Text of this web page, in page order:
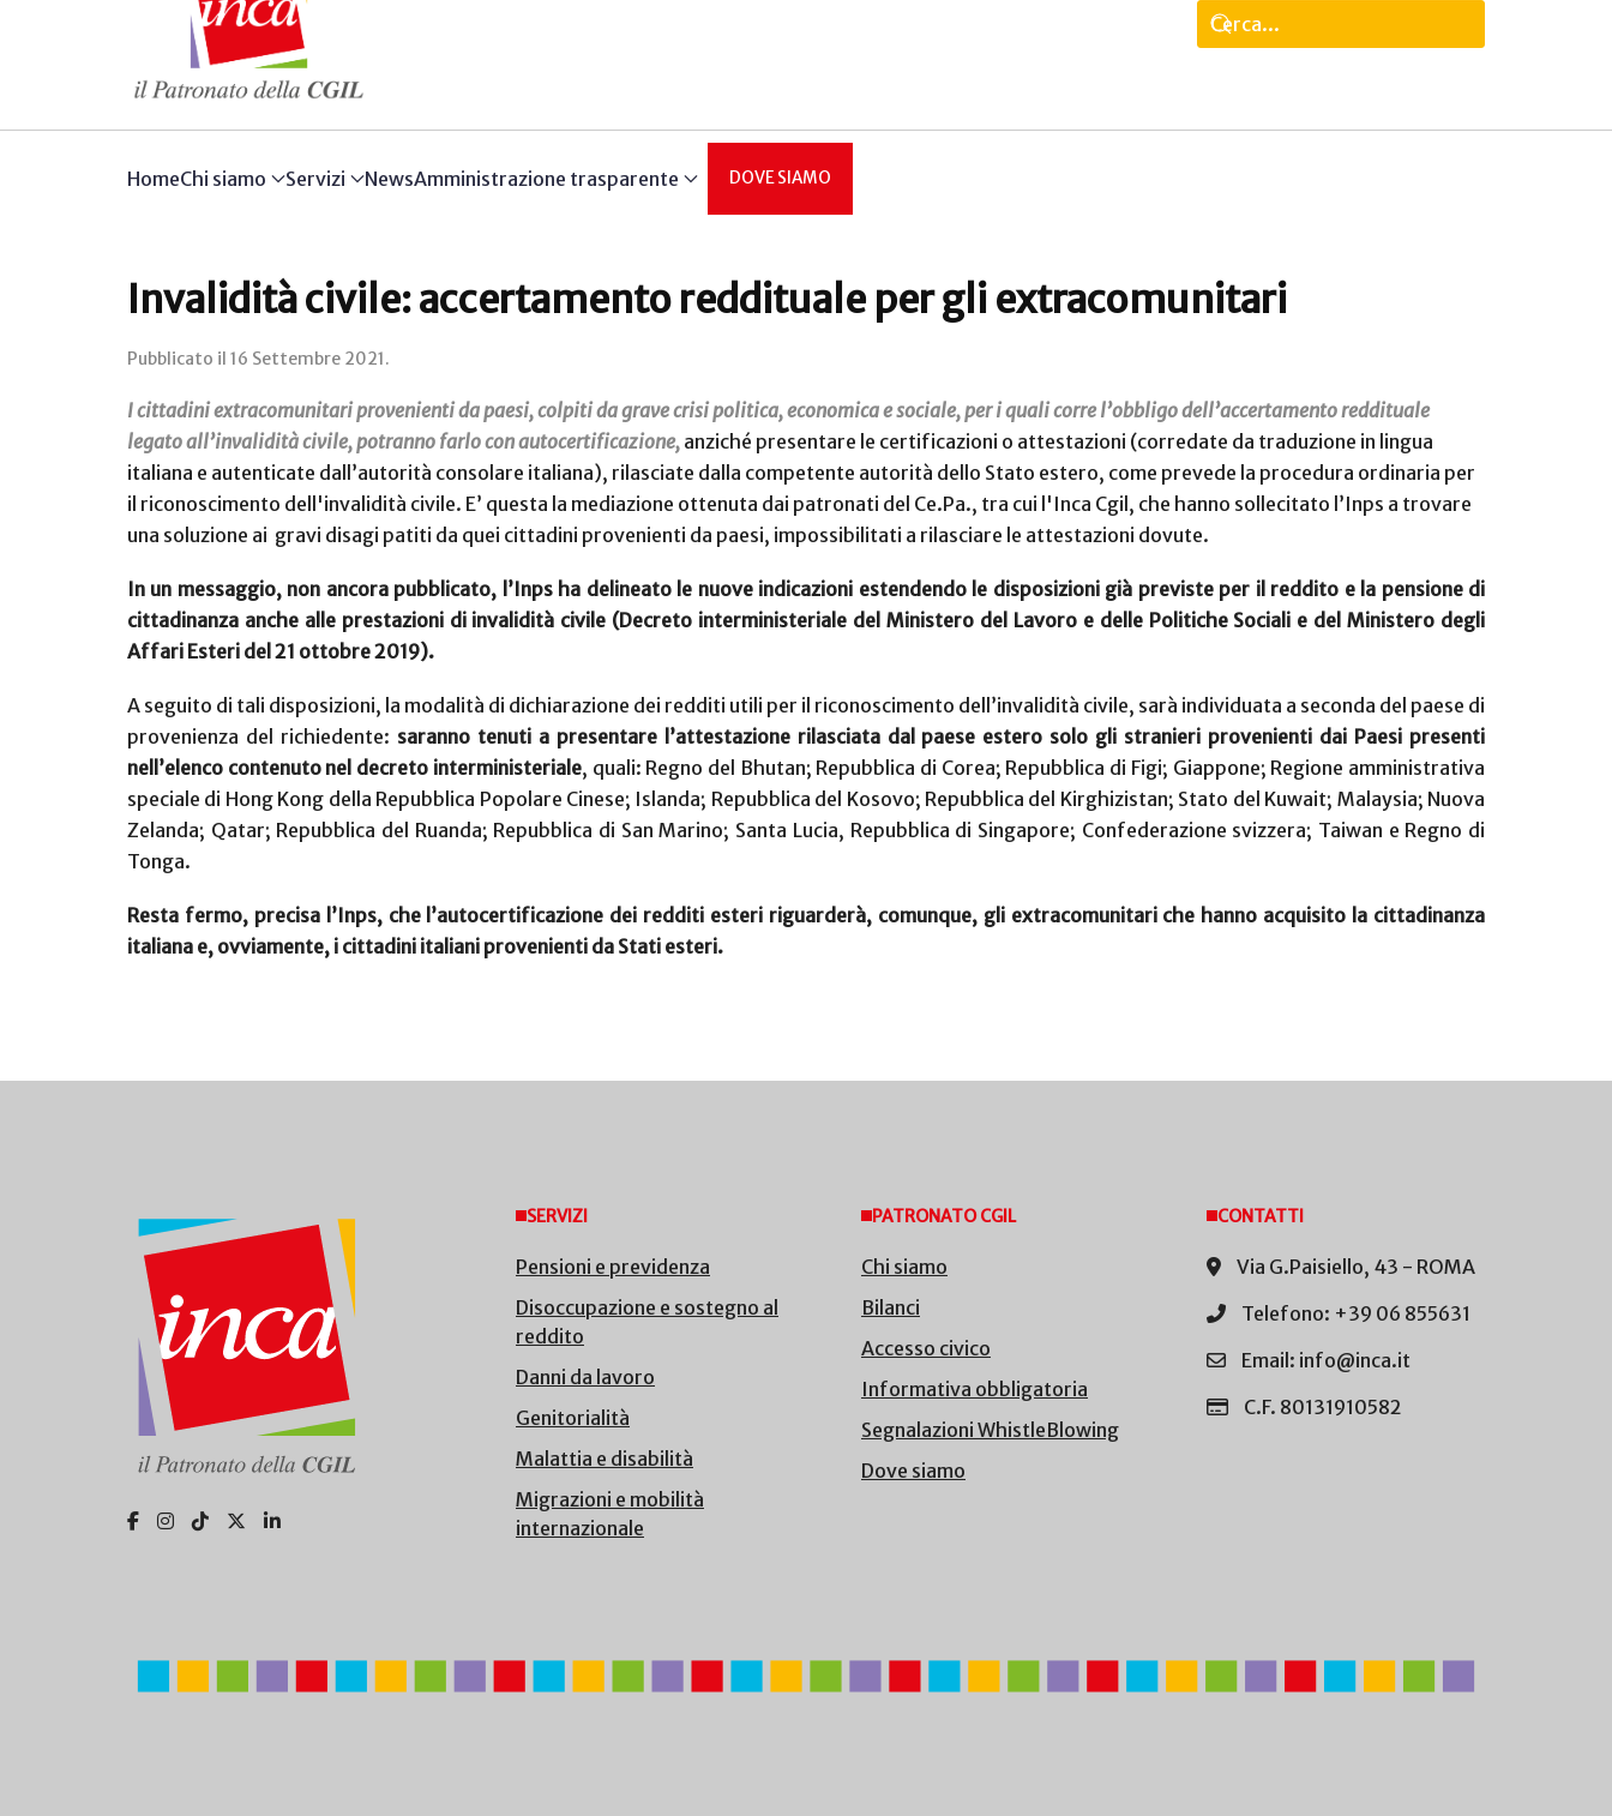
HomeChi siamo Servizi NewsAmministrazione trasparente DOVE SIAMO
Invalidità civile: accertamento reddituale per gli extracomunitari
Pubblicato il 16 Settembre 2021.
I cittadini extracomunitari provenienti da paesi, colpiti da grave crisi politica, economica e sociale, per i quali corre l’obbligo dell’accertamento reddituale
legato all’invalidità civile, potranno farlo con autocertificazione, anziché presentare le certificazioni o attestazioni (corredate da traduzione in lingua
italiana e autenticate dall’autorità consolare italiana), rilasciate dalla competente autorità dello Stato estero, come prevede la procedura ordinaria per
il riconoscimento dell'invalidità civile. E’ questa la mediazione ottenuta dai patronati del Ce.Pa., tra cui l'Inca Cgil, che hanno sollecitato l’Inps a trovare
una soluzione ai gravi disagi patiti da quei cittadini provenienti da paesi, impossibilitati a rilasciare le attestazioni dovute.
In un messaggio, non ancora pubblicato, l’Inps ha delineato le nuove indicazioni estendendo le disposizioni già previste per il reddito e la pensione di
cittadinanza anche alle prestazioni di invalidità civile (Decreto interministeriale del Ministero del Lavoro e delle Politiche Sociali e del Ministero degli
Affari Esteri del 21 ottobre 2019).
A seguito di tali disposizioni, la modalità di dichiarazione dei redditi utili per il riconoscimento dell’invalidità civile, sarà individuata a seconda del paese di
provenienza del richiedente: saranno tenuti a presentare l’attestazione rilasciata dal paese estero solo gli stranieri provenienti dai Paesi presenti
nell’elenco contenuto nel decreto interministeriale, quali: Regno del Bhutan; Repubblica di Corea; Repubblica di Figi; Giappone; Regione amministrativa
speciale di Hong Kong della Repubblica Popolare Cinese; Islanda; Repubblica del Kosovo; Repubblica del Kirghizistan; Stato del Kuwait; Malaysia; Nuova
Zelanda; Qatar; Repubblica del Ruanda; Repubblica di San Marino; Santa Lucia, Repubblica di Singapore; Confederazione svizzera; Taiwan e Regno di
Tonga.
Resta fermo, precisa l’Inps, che l’autocertificazione dei redditi esteri riguarderà, comunque, gli extracomunitari che hanno acquisito la cittadinanza
italiana e, ovviamente, i cittadini italiani provenienti da Stati esteri.
SERVIZI
Pensioni e previdenza
Disoccupazione e sostegno al
reddito
Danni da lavoro
Genitorialità
Malattia e disabilità
Migrazioni e mobilità
internazionale
PATRONATO CGIL
Chi siamo
Bilanci
Accesso civico
Informativa obbligatoria
Segnalazioni WhistleBlowing
Dove siamo
CONTATTI
Via G.Paisiello, 43 - ROMA
Telefono: +39 06 855631
Email: info@inca.it
C.F. 80131910582